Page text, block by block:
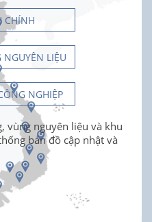
CHÍNH
LIỆU
NGHIỆP
vùng nguyên liệu và khu
bản đồ cập nhật và